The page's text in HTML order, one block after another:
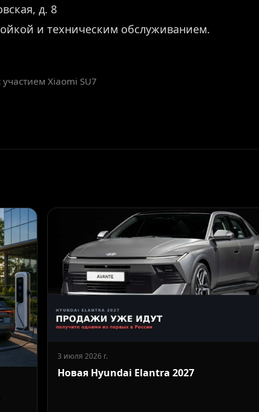
д. 8
и техническим обслуживанием.
Xiaomi SU7
3 июля 2026 г.
Новая Hyundai Elantra 2027